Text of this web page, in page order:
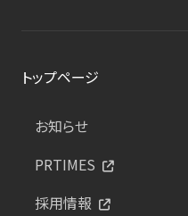
トップページ
お知らせ
PRTIMES
採用情報